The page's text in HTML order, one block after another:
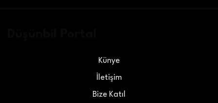
Künye
İletişim
Bize Katıl